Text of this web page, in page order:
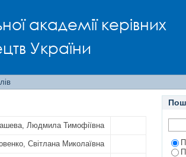
академії керівних
України
феномену М.
Людмила Тимофіївна
Світлана Миколаївна